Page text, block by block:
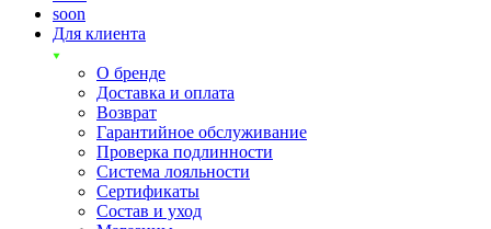
soon
Для клиента
О бренде
Доставка и оплата
Возврат
Гарантийное обслуживание
Проверка подлинности
Система лояльности
Сертификаты
Состав и уход